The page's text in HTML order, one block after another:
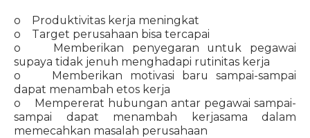
o Produktivitas kerja meningkat
o Target perusahaan bisa tercapai
o Memberikan penyegaran untuk pegawai
supaya tidak jenuh menghadapi rutinitas kerja
o Memberikan motivasi baru sampai-sampai
dapat menambah etos kerja
o Mempererat hubungan antar pegawai sampai-
sampai dapat menambah kerjasama dalam
memecahkan masalah perusahaan